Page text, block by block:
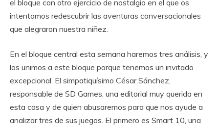
el bloque con otro ejercicio de nostalgia en el que os
intentamos redescubrir las aventuras conversacionales
que alegraron nuestra niñez.
En el bloque central esta semana haremos tres análisis, y
los unimos a este bloque porque tenemos un invitado
excepcional. El simpatiquísimo César Sánchez,
responsable de SD Games, una editorial muy querida en
esta casa y de quien abusaremos para que nos ayude a
analizar tres de sus juegos. El primero es Smart 10, una